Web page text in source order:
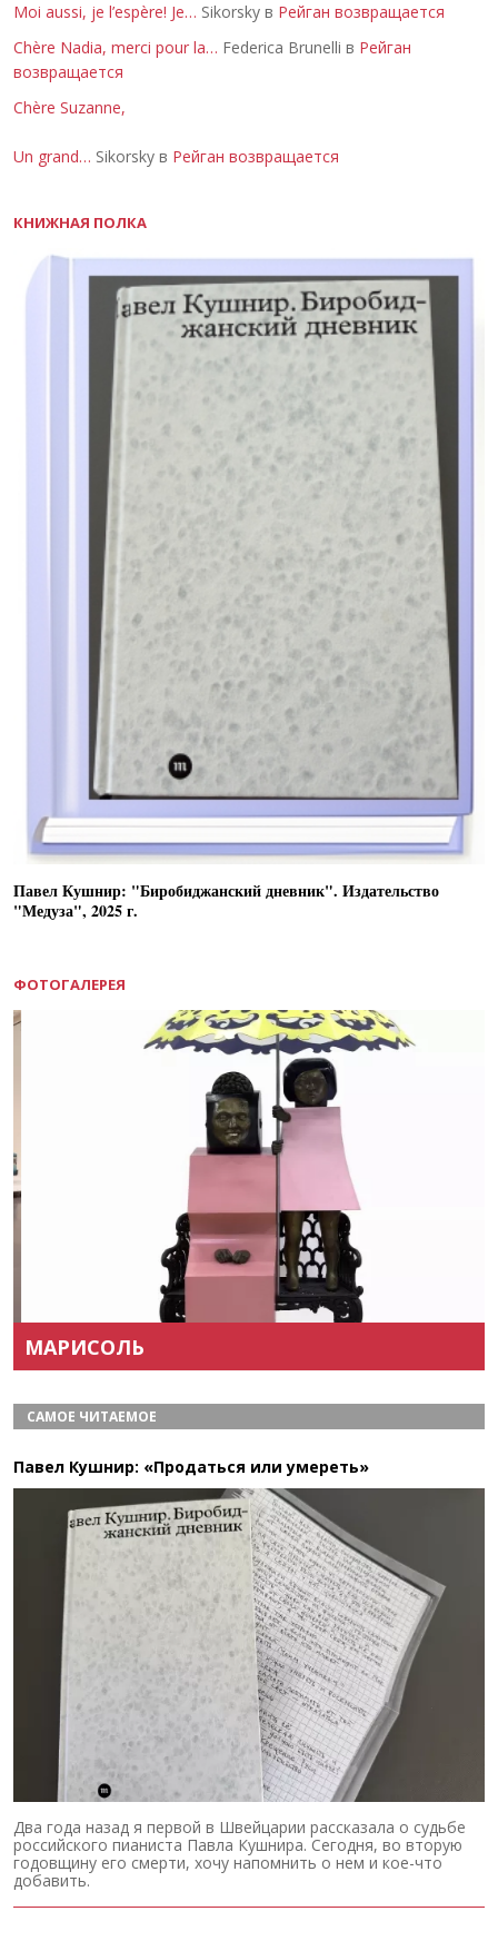
Moi aussi, je l’espère! Je… Sikorsky в Рейган возвращается
Chère Nadia, merci pour la… Federica Brunelli в Рейган
возвращается
Chère Suzanne,
Un grand… Sikorsky в Рейган возвращается
КНИЖНАЯ ПОЛКА
Павел Кушнир: "Биробиджанский дневник". Издательство
"Медуза", 2025 г.
ФОТОГАЛЕРЕЯ
МАРИСОЛЬ
САМОЕ ЧИТАЕМОЕ
Павел Кушнир: «Продаться или умереть»
Два года назад я первой в Швейцарии рассказала о судьбе
российского пианиста Павла Кушнира. Сегодня, во вторую
годовщину его смерти, хочу напомнить о нем и кое-что
добавить.